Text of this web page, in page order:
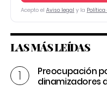
Acepto el Aviso legal y la
LAS MÁS LEÍDAS
Preocupación
dinamizadores